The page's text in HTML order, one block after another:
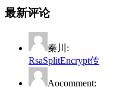
最新评论
秦川:
RsaSplitEncrypt传
Aocomment: